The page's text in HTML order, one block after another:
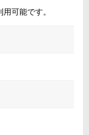
可能です。